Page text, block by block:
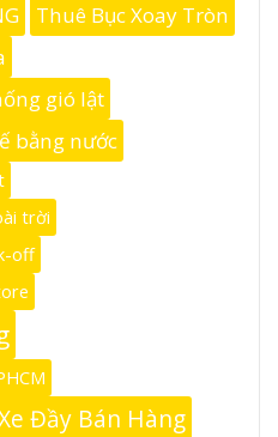
Thuê Bục Xoay Tròn
gió lật
bằng nước
trời
off
Đầy Bán Hàng